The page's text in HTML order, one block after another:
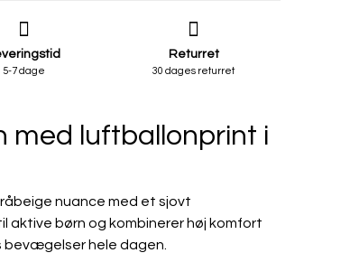
5-7 dage
Returret
30 dages returret
med luftballonprint i
nuance med et sjovt
aktive børn og kombinerer høj komfort
bevægelser hele dagen.